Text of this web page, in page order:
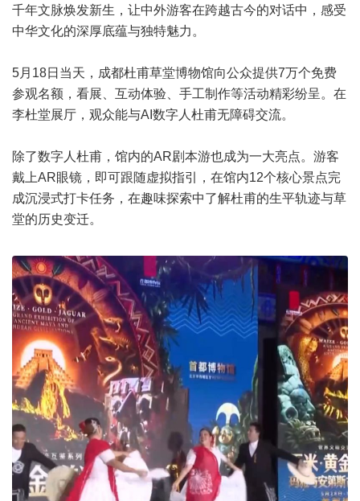
千年文脉焕发新生，让中外游客在跨越古今的对话中，感受
中华文化的深厚底蕴与独特魅力。
5月18日当天，成都杜甫草堂博物馆向公众提供7万个免费
参观名额，看展、互动体验、手工制作等活动精彩纷呈。在
李杜堂展厅，观众能与AI数字人杜甫无障碍交流。
除了数字人杜甫，馆内的AR剧本游也成为一大亮点。游客
戴上AR眼镜，即可跟随虚拟指引，在馆内12个核心景点完
成沉浸式打卡任务，在趣味探索中了解杜甫的生平轨迹与草
堂的历史变迁。